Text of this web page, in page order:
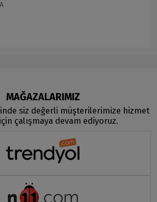
MAĞAZALARIMIZ
siz değerli müşterilerimize hizmet
çalışmaya devam ediyoruz.